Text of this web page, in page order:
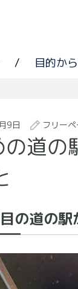
/ 目的か
9日 フリー
道の
の道の